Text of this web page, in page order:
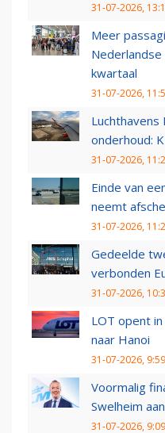
31-07-2026,
Meer
kwartaal
31-07-2026,
Luchthavens
onderhoud:
31-07-2026,
Einde van
neemt
31-07-2026,
Gedeelde
verbonden
31-07-2026,
LOT opent
naar Hanoi
31-07-2026, 9:59
Voormalig
Swelheim
31-07-2026, 9:09